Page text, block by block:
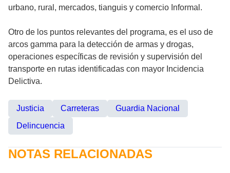
urbano, rural, mercados, tianguis y comercio Informal.
Otro de los puntos relevantes del programa, es el uso de
arcos gamma para la detección de armas y drogas,
operaciones específicas de revisión y supervisión del
transporte en rutas identificadas con mayor Incidencia
Delictiva.
Justicia Carreteras
Guardia Nacional
Delincuencia
NOTAS RELACIONADAS